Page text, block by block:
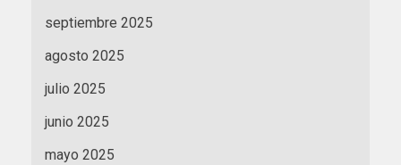
septiembre 2025
agosto 2025
julio 2025
junio 2025
mayo 2025